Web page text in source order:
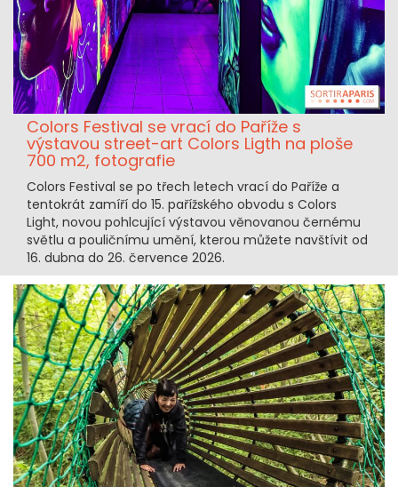
Colors Festival se vrací do Paříže s
výstavou street-art Colors Ligth na ploše
700 m2, fotografie
Colors Festival se po třech letech vrací do Paříže a
tentokrát zamíří do 15. pařížského obvodu s Colors
Light, novou pohlcující výstavou věnovanou černému
světlu a pouličnímu umění, kterou můžete navštívit od
16. dubna do 26. července 2026.